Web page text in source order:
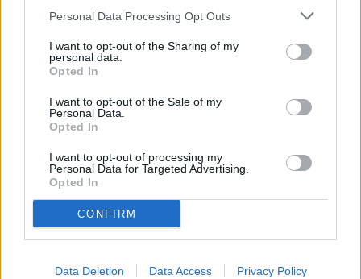
Personal Data Processing Opt Outs
I want to opt-out of the Sharing of my
personal data.
Opted In
I want to opt-out of the Sale of my
Personal Data.
Opted In
I want to opt-out of processing my
Personal Data for Targeted Advertising.
Opted In
CONFIRM
Data Deletion Data Access Privacy Policy
ACTUALITATE
Zona Fălticeni intră sub Cod roșu
de caniculă! Temperaturi extreme,
disconfort termic accentuat și
nopți tropicale